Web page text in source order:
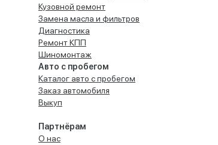
Кузовной ремонт
Замена масла и фильтров
Диагностика
Ремонт КПП
Шиномонтаж
Авто с пробегом
Каталог авто с пробегом
Заказ автомобиля
Выкуп
Партнёрам
О нас